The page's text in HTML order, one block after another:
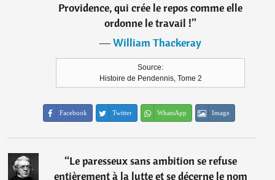
Providence, qui crée le repos comme elle
ordonne le travail !”
―William Thackeray
Source:
Histoire de Pendennis, Tome 2
Facebook Twitter WhatsApp Image
“Le paresseux sans ambition se refuse
entièrement à la lutte et se décerne le nom